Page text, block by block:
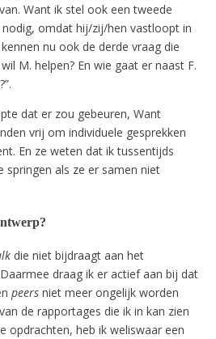
Want ik stel ook een tweede
nodig, omdat hij/zij/hen vastloopt in
nu ook de derde vraag die
M. helpen? En wie gaat er naast F.
dat er zou gebeuren, Want
vrij om individuele gesprekken
En ze weten dat ik tussentijds
als ze er samen niet
die niet bijdraagt aan het
draag ik er actief aan bij dat
peersniet meer ongelijk worden
de rapportages die ik in kan zien
opdrachten, heb ik weliswaar een